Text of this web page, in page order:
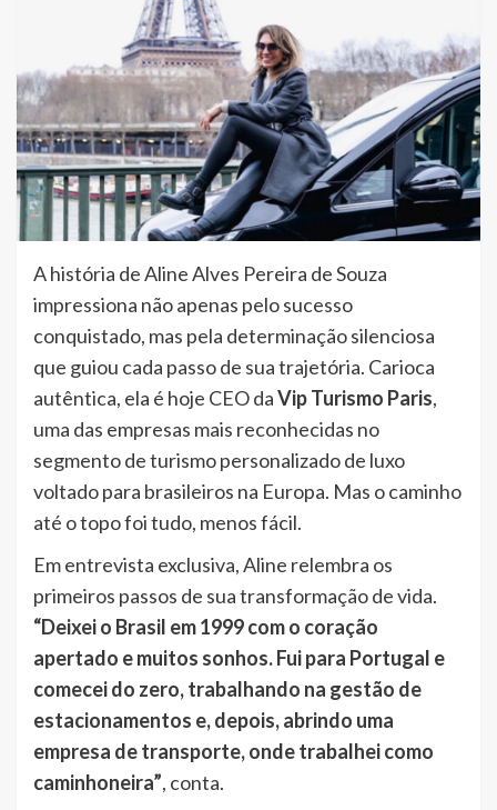
A história de Aline Alves Pereira de Souza
impressiona não apenas pelo sucesso
conquistado, mas pela determinação silenciosa
que guiou cada passo de sua trajetória. Carioca
autêntica, ela é hoje CEO daVip Turismo Paris,
uma das empresas mais reconhecidas no
segmento de turismo personalizado de luxo
voltado para brasileiros na Europa. Mas o caminho
até o topo foi tudo, menos fácil.
Em entrevista exclusiva, Aline relembra os
primeiros passos de sua transformação de vida.
“Deixei o Brasil em 1999 com o coração
apertado e muitos sonhos. Fui para Portugal e
comecei do zero, trabalhando na gestão de
estacionamentos e, depois, abrindo uma
empresa de transporte, onde trabalhei como
caminhoneira”, conta.